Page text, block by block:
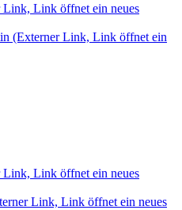
Link, Link öffnet ein neues
(Externer Link, Link öffnet ein
Link, Link öffnet ein neues
Link, Link öffnet ein neues